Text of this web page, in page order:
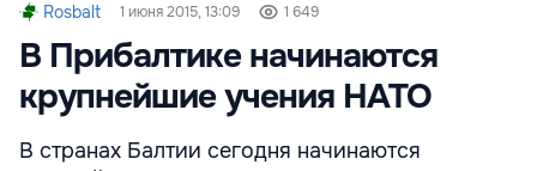
Rosbalt 1 июня 2015, 13:09 1 649
В Прибалтике начинаются
крупнейшие учения НАТО
В странах Балтии сегодня начинаются